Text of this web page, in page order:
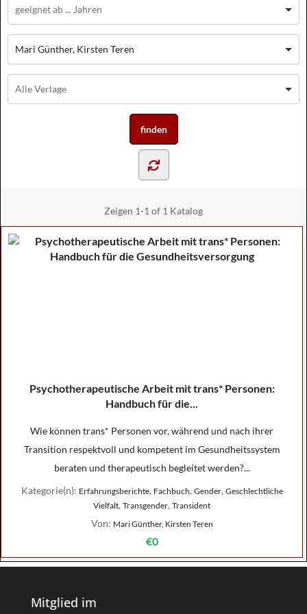
Mari Günther, Kirsten Teren
Zeigen 1-1 of 1 Katalog
Psychotherapeutische Arbeit mit trans* Personen:
Handbuch für die...
Wie können trans* Personen vor, während und nach ihrer
Transition respektvoll und kompetent im Gesundheitssystem
beraten und therapeutisch begleitet werden?...
Kategorie(n): Erfahrungsberichte, Fachbuch, Gender, Geschlechtliche
Vielfalt, Transgender, Transident
Von: Mari Günther, Kirsten Teren
€0
Mitglied im